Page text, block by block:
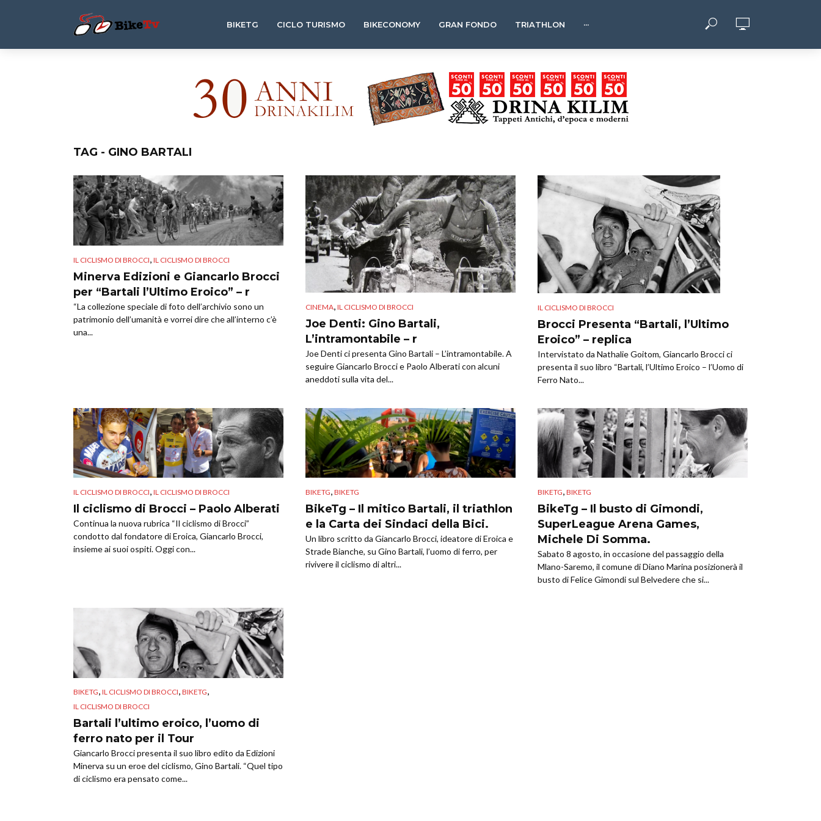
BIKETG CICLO TURISMO BIKECONOMY GRAN FONDO TRIATHLON ···
TAG - GINO BARTALI
IL CICLISMO DI BROCCI IL CICLISMO DI BROCCI
Minerva Edizioni e Giancarlo Brocci
per “Bartali l’Ultimo Eroico” – r
“La collezione speciale di foto dell’archivio sono un
patrimonio dell’umanità e vorrei dire che all’interno c’è
una...
CINEMA, IL CICLISMO DI BROCCI
Joe Denti: Gino Bartali,
L’intramontabile – r
Joe Denti ci presenta Gino Bartali – L’intramontabile. A
seguire Giancarlo Brocci e Paolo Alberati con alcuni
aneddoti sulla vita del...
IL CICLISMO DI BROCCI
Brocci Presenta “Bartali, l’Ultimo
Eroico” – replica
Intervistato da Nathalie Goitom, Giancarlo Brocci ci
presenta il suo libro “Bartali, l’Ultimo Eroico – l’Uomo di
Ferro Nato...
IL CICLISMO DI BROCCI, IL CICLISMO DI BROCCI
Il ciclismo di Brocci – Paolo Alberati
Continua la nuova rubrica “Il ciclismo di Brocci”
condotto dal fondatore di Eroica, Giancarlo Brocci,
insieme ai suoi ospiti. Oggi con...
BIKETG, BIKETG
BikeTg – Il mitico Bartali, il triathlon
e la Carta dei Sindaci della Bici.
Un libro scritto da Giancarlo Brocci, ideatore di Eroica e
Strade Bianche, su Gino Bartali, l’uomo di ferro, per
rivivere il ciclismo di altri...
BIKETG, BIKETG
BikeTg – Il busto di Gimondi,
SuperLeague Arena Games,
Michele Di Somma.
Sabato 8 agosto, in occasione del passaggio della
Mlano-Saremo, il comune di Diano Marina posizionerà il
busto di Felice Gimondi sul Belvedere che si...
BIKETG, IL CICLISMO DI BROCCI, BIKETG,
IL CICLISMO DI BROCCI
Bartali l’ultimo eroico, l’uomo di
ferro nato per il Tour
Giancarlo Brocci presenta il suo libro edito da Edizioni
Minerva su un eroe del ciclismo, Gino Bartali. “Quel tipo
di ciclismo era pensato come...